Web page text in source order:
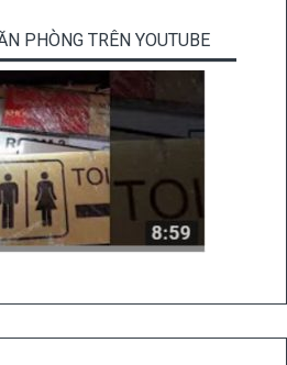
PHÒNG TRÊN YOUTUBE